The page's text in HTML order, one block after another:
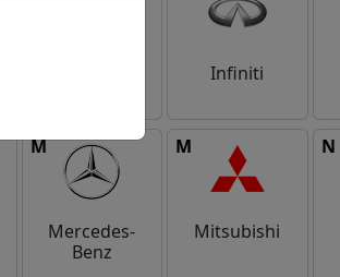
Infiniti
M
Mercedes-
Benz
M
Mitsubishi
N